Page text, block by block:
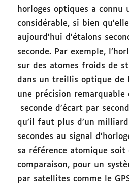
horloges optiques a connu
considérable, si bien
aujourd’hui d’étalons
seconde. Par exemple,
sur des atomes froids de
dans un treillis optique de
une précision remarquable
seconde d’écart par
qu’il faut plus d’un
secondes au signal
sa référence atomique soit
comparaison, pour un
par satellites comme le